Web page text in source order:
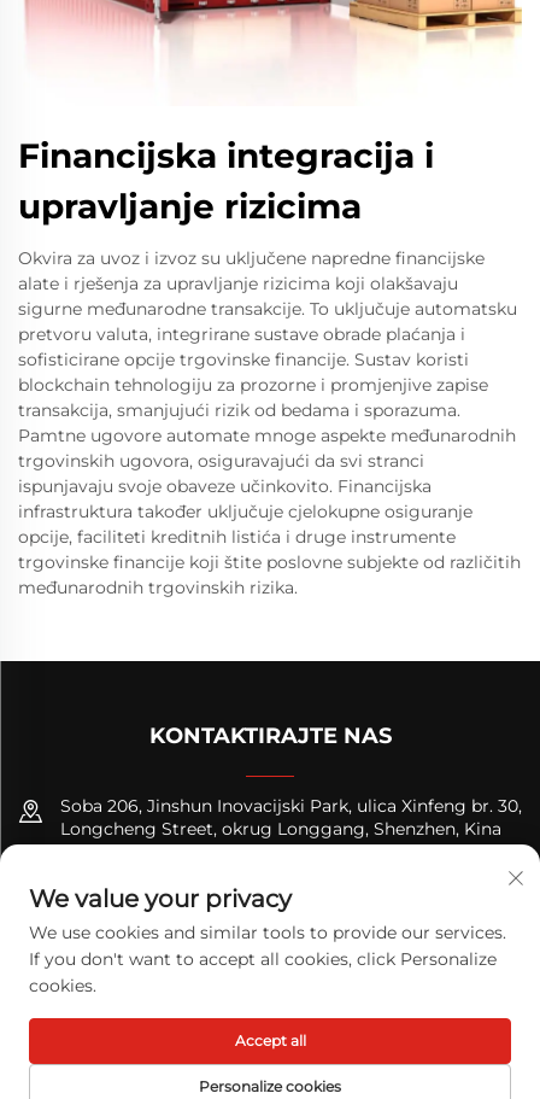
Financijska integracija i
upravljanje rizicima
Okvira za uvoz i izvoz su uključene napredne financijske
alate i rješenja za upravljanje rizicima koji olakšavaju
sigurne međunarodne transakcije. To uključuje automatsku
pretvoru valuta, integrirane sustave obrade plaćanja i
sofisticirane opcije trgovinske financije. Sustav koristi
blockchain tehnologiju za prozorne i promjenjive zapise
transakcija, smanjujući rizik od bedama i sporazuma.
Pamtne ugovore automate mnoge aspekte međunarodnih
trgovinskih ugovora, osiguravajući da svi stranci
ispunjavaju svoje obaveze učinkovito. Financijska
infrastruktura također uključuje cjelokupne osiguranje
opcije, faciliteti kreditnih listića i druge instrumente
trgovinske financije koji štite poslovne subjekte od različitih
međunarodnih trgovinskih rizika.
KONTAKTIRAJTE NAS
Soba 206, Jinshun Inovacijski Park, ulica Xinfeng br. 30,
Longcheng Street, okrug Longgang, Shenzhen, Kina
[email protected]
Autorska prava © 2025 TODAY LOGISTICS LTD. Sva prava
Politika privatnosti
We value your privacy
We use cookies and similar tools to provide our services.
If you don't want to accept all cookies, click Personalize
cookies.
Personalize cookies
Accept all